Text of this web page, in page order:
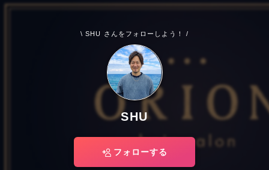
\ SHU さんをフォローしよう！ /
SHU
フォローする